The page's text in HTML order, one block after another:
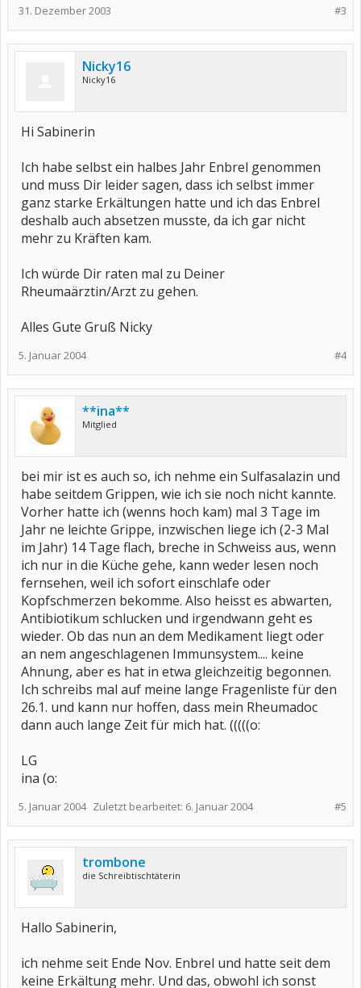
#3
31. Dezember 2003
Nicky16
Nicky16
Hi Sabinerin
Ich habe selbst ein halbes Jahr Enbrel genommen
und muss Dir leider sagen, dass ich selbst immer
ganz starke Erkältungen hatte und ich das Enbrel
deshalb auch absetzen musste, da ich gar nicht
mehr zu Kräften kam.
Ich würde Dir raten mal zu Deiner
Rheumaärztin/Arzt zu gehen.
Alles Gute Gruß Nicky
#4
5. Januar 2004
**ina**
Mitglied
bei mir ist es auch so, ich nehme ein Sulfasalazin und
habe seitdem Grippen, wie ich sie noch nicht kannte.
Vorher hatte ich (wenns hoch kam) mal 3 Tage im
Jahr ne leichte Grippe, inzwischen liege ich (2-3 Mal
im Jahr) 14 Tage flach, breche in Schweiss aus, wenn
ich nur in die Küche gehe, kann weder lesen noch
fernsehen, weil ich sofort einschlafe oder
Kopfschmerzen bekomme. Also heisst es abwarten,
Antibiotikum schlucken und irgendwann geht es
wieder. Ob das nun an dem Medikament liegt oder
an nem angeschlagenen Immunsystem.... keine
Ahnung, aber es hat in etwa gleichzeitig begonnen.
Ich schreibs mal auf meine lange Fragenliste für den
26.1. und kann nur hoffen, dass mein Rheumadoc
dann auch lange Zeit für mich hat. (((((o:
LG
ina (o:
#5
5. Januar 2004 Zuletzt bearbeitet: 6. Januar 2004
trombone
die Schreibtischtäterin
Hallo Sabinerin,
ich nehme seit Ende Nov. Enbrel und hatte seit dem
keine Erkältung mehr. Und das, obwohl ich sonst